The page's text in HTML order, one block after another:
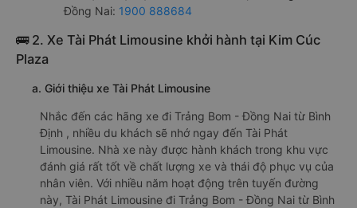
Đồng Nai: 1900 888684
🚌 2. Xe Tài Phát Limousine khởi hành tại Kim Cúc
Plaza
a. Giới thiệu xe Tài Phát Limousine
Nhắc đến các hãng xe đi Trảng Bom - Đồng Nai từ Bình
Định , nhiều du khách sẽ nhớ ngay đến Tài Phát
Limousine. Nhà xe này được hành khách trong khu vực
đánh giá rất tốt về chất lượng xe và thái độ phục vụ của
nhân viên. Với nhiều năm hoạt động trên tuyến đường
này, Tài Phát Limousine đi Trảng Bom - Đồng Nai từ Bình